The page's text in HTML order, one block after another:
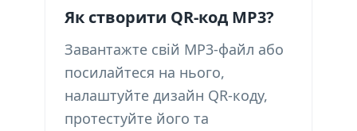
Як створити QR-код MP3?
Завантажте свій MP3-файл або
посилайтеся на нього,
налаштуйте дизайн QR-коду,
протестуйте його та